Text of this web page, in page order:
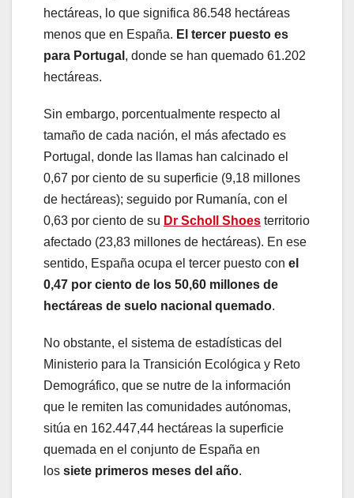
hectáreas, lo que significa 86.548 hectáreas
menos que en España. El tercer puesto es
para Portugal , donde se han quemado 61.202
hectáreas.
Sin embargo, porcentualmente respecto al
tamaño de cada nación, el más afectado es
Portugal, donde las llamas han calcinado el
0,67 por ciento de su superficie (9,18 millones
de hectáreas); seguido por Rumanía, con el
0,63 por ciento de su Dr Scholl Shoes territorio
afectado (23,83 millones de hectáreas). En ese
sentido, España ocupa el tercer puesto con el
0,47 por ciento de los 50,60 millones de
hectáreas de suelo nacional quemado.
No obstante, el sistema de estadísticas del
Ministerio para la Transición Ecológica y Reto
Demográfico, que se nutre de la información
que le remiten las comunidades autónomas,
sitúa en 162.447,44 hectáreas la superficie
quemada en el conjunto de España en
los siete primeros meses del año.